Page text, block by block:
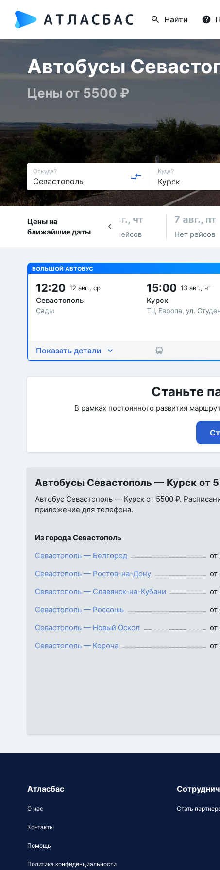
Найти
Автобусы
Цены от 5500 ₽
Откуда? Куда?
Цены на
ближайшие даты
6 авг., чт
Нет рейсов
7 авг., пт
Нет рейсов
БОЛЬШОЙ АВТОБУС
12:20 12 авг., ср
Севастополь
Сады
15:00 13 авг., чт
Курск
ТЦ Европа, ул.
Показать детали
Станьте
В рамках постоянного развития
Автобусы Севастополь — Курск от
Автобус Севастополь — Курск от 5500 ₽.
приложение для телефона.
Из города Севастополь
Севастополь — Белгород
от
Севастополь — Ростов-на-Дону
от
Севастополь — Славянск-на-Кубани
от
Севастополь — Россошь
от
Севастополь — Новый Оскол
от
Севастополь — Короча
от
Атласбас
О нас
Контакты
Помощь
Политика конфиденциальности
Стать